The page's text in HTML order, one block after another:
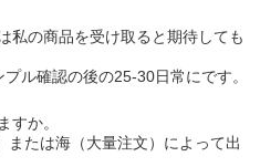
私の商品を受け取ると期待しても
ル確認の後の25-30日常にです。
すか。
または海（大量注文）によって出